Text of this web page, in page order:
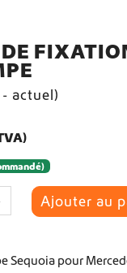
actuel)
Ajouter au
Sequoia pour